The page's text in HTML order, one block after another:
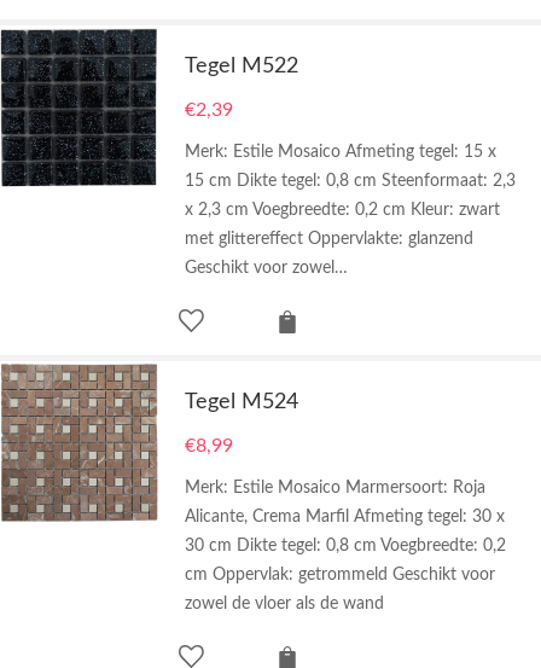
Tegel M522
€2,39
Merk: Estile Mosaico Afmeting tegel: 15 x
15 cm Dikte tegel: 0,8 cm Steenformaat: 2,3
x 2,3 cm Voegbreedte: 0,2 cm Kleur: zwart
met glittereffect Oppervlakte: glanzend
Geschikt voor zowel…
Tegel M524
€8,99
Merk: Estile Mosaico Marmersoort: Roja
Alicante, Crema Marfil Afmeting tegel: 30 x
30 cm Dikte tegel: 0,8 cm Voegbreedte: 0,2
cm Oppervlak: getrommeld Geschikt voor
zowel de vloer als de wand